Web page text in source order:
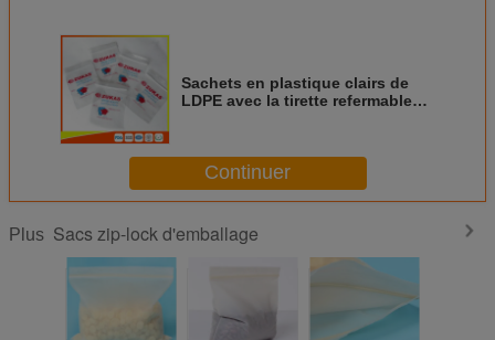
Sachets en plastique clairs de
LDPE avec la tirette refermable
Continuer
Plus Sacs zip-lock d'emballage